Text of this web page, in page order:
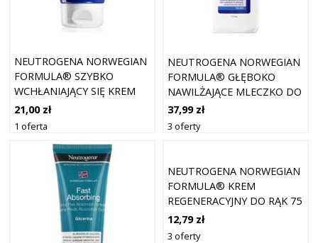
NEUTROGENA NORWEGIAN
FORMULA® SZYBKO
WCHŁANIAJĄCY SIĘ KREM
DO RĄK 75 ML
21,00 zł
1 oferta
NEUTROGENA NORWEGIAN
FORMULA® GŁĘBOKO
NAWILŻAJĄCE MLECZKO DO
CIAŁA 400 ML
37,99 zł
3 oferty
NEUTROGENA NORWEGIAN
FORMULA® KREM
REGENERACYJNY DO RĄK 75
ML
12,79 zł
3 oferty